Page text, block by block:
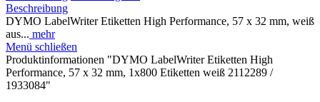
Beschreibung
DYMO LabelWriter Etiketten High Performance, 57 x 32 mm, weiß
aus... mehr
Menü schließen
Produktinformationen "DYMO LabelWriter Etiketten High
Performance, 57 x 32 mm, 1x800 Etiketten weiß 2112289 /
1933084"